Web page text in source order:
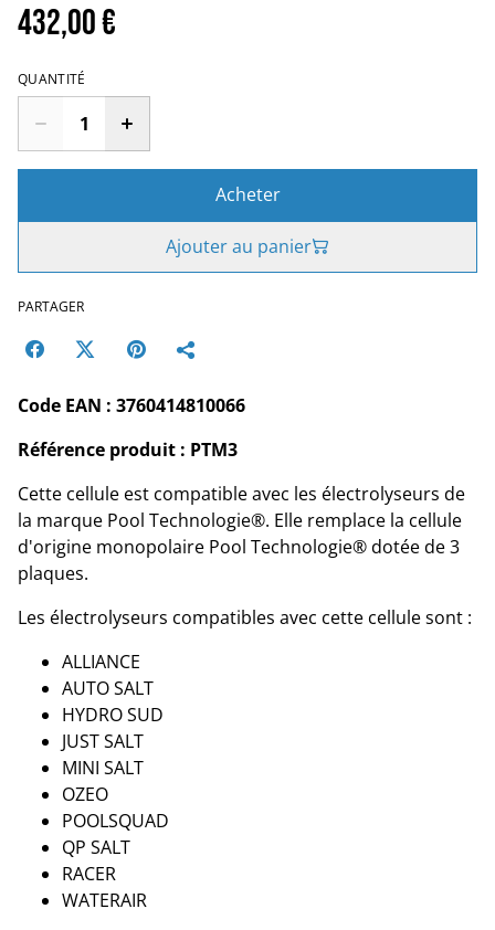
432,00 €
QUANTITÉ
Acheter
Ajouter au panier
PARTAGER
Code EAN : 3760414810066
Référence produit : PTM3
Cette cellule est compatible avec les électrolyseurs de
la marque Pool Technologie®. Elle remplace la cellule
d'origine monopolaire Pool Technologie® dotée de 3
plaques.
Les électrolyseurs compatibles avec cette cellule sont :
ALLIANCE
AUTO SALT
HYDRO SUD
JUST SALT
MINI SALT
OZEO
POOLSQUAD
QP SALT
RACER
WATERAIR